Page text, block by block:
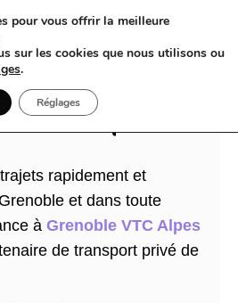
du voyage en van au
rapidement et
et dans toute
à Grenoble VTC Alpes
de transport privé de
pour vous offrir la meilleure
sur les cookies que nous utilisons ou
.
Réglages